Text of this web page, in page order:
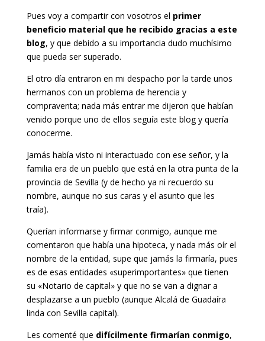
Pues voy a compartir con vosotros el primer
beneficio material que he recibido gracias a este
blog, y que debido a su importancia dudo muchísimo
que pueda ser superado.
El otro día entraron en mi despacho por la tarde unos
hermanos con un problema de herencia y
compraventa; nada más entrar me dijeron que habían
venido porque uno de ellos seguía este blog y quería
conocerme.
Jamás había visto ni interactuado con ese señor, y la
familia era de un pueblo que está en la otra punta de la
provincia de Sevilla (y de hecho ya ni recuerdo su
nombre, aunque no sus caras y el asunto que les
traía).
Querían informarse y firmar conmigo, aunque me
comentaron que había una hipoteca, y nada más oír el
nombre de la entidad, supe que jamás la firmaría, pues
es de esas entidades «superimportantes» que tienen
su «Notario de capital» y que no se van a dignar a
desplazarse a un pueblo (aunque Alcalá de Guadaíra
linda con Sevilla capital).
Les comenté que difícilmente firmarían conmigo,